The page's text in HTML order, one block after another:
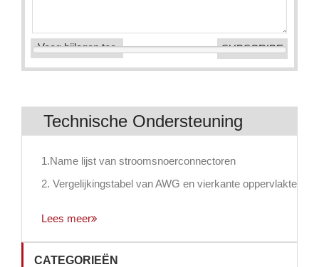
Voeg bijlagen toe
Technische Ondersteuning
1.Name lijst van stroomsnoerconnectoren
2. Vergelijkingstabel van AWG en vierkante oppervlakte
Lees meer
CATEGORIEËN